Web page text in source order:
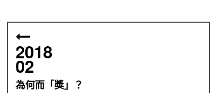
2018
02
為何而「獎」？